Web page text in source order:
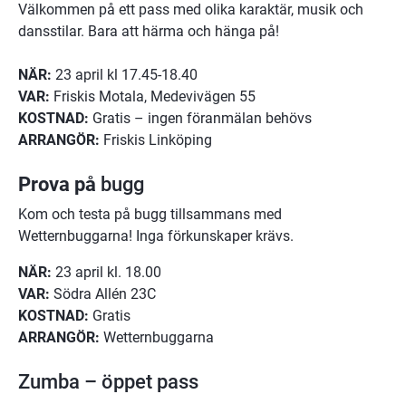
Välkommen på ett pass med olika karaktär, musik och
dansstilar. Bara att härma och hänga på!
NÄR: 23 april kl 17.45-18.40
VAR: Friskis Motala, Medevivägen 55
KOSTNAD: Gratis – ingen föranmälan behövs
ARRANGÖR: Friskis Linköping
Prova på bugg
Kom och testa på bugg tillsammans med
Wetternbuggarna! Inga förkunskaper krävs.
NÄR: 23 april kl. 18.00
VAR: Södra Allén 23C
KOSTNAD: Gratis
ARRANGÖR: Wetternbuggarna
Zumba – öppet pass